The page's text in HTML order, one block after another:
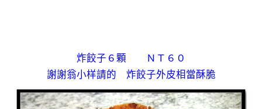
炸餃子６顆 ＮＴ６０
謝謝翁小样請的 炸餃子外皮相當酥脆